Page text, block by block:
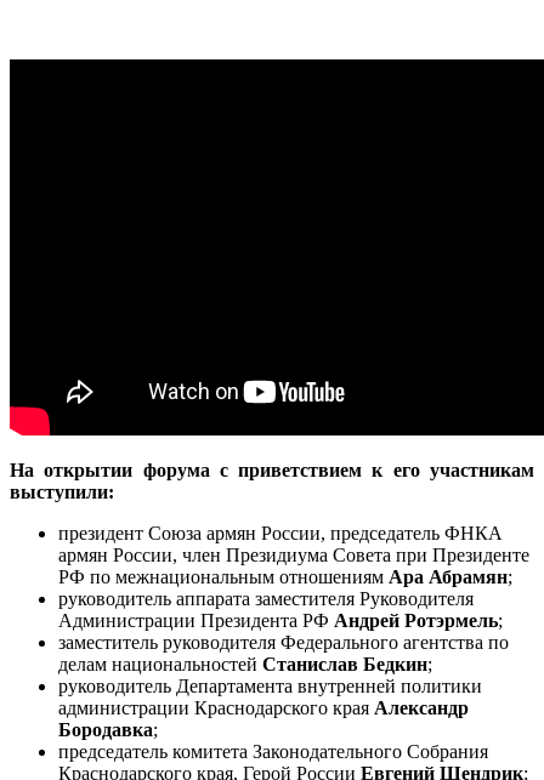
На открытии форума с приветствием к его участникам
выступили:
президент Союза армян России, председатель ФНКА
армян России, член Президиума Совета при Президенте
РФ по межнациональным отношениям Ара Абрамян;
руководитель аппарата заместителя Руководителя
Администрации Президента РФ Андрей Ротэрмель;
заместитель руководителя Федерального агентства по
делам национальностей Станислав Бедкин;
руководитель Департамента внутренней политики
администрации Краснодарского края Александр
Бородавка;
председатель комитета Законодательного Собрания
Краснодарского края, Герой России Евгений Шендрик;